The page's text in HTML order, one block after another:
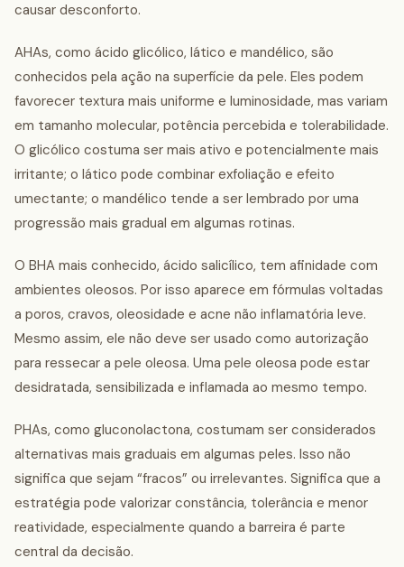
causar desconforto.
AHAs, como ácido glicólico, lático e mandélico, são
conhecidos pela ação na superfície da pele. Eles podem
favorecer textura mais uniforme e luminosidade, mas variam
em tamanho molecular, potência percebida e tolerabilidade.
O glicólico costuma ser mais ativo e potencialmente mais
irritante; o lático pode combinar exfoliação e efeito
umectante; o mandélico tende a ser lembrado por uma
progressão mais gradual em algumas rotinas.
O BHA mais conhecido, ácido salicílico, tem afinidade com
ambientes oleosos. Por isso aparece em fórmulas voltadas
a poros, cravos, oleosidade e acne não inflamatória leve.
Mesmo assim, ele não deve ser usado como autorização
para ressecar a pele oleosa. Uma pele oleosa pode estar
desidratada, sensibilizada e inflamada ao mesmo tempo.
PHAs, como gluconolactona, costumam ser considerados
alternativas mais graduais em algumas peles. Isso não
significa que sejam “fracos” ou irrelevantes. Significa que a
estratégia pode valorizar constância, tolerância e menor
reatividade, especialmente quando a barreira é parte
central da decisão.